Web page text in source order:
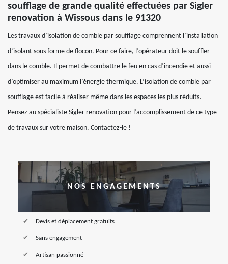
soufflage de grande qualité effectuées par Sigler
renovation à Wissous dans le 91320
Les travaux d’isolation de comble par soufflage comprennent l’installation
d’isolant sous forme de flocon. Pour ce faire, l’opérateur doit le souffler
dans le comble. Il permet de combattre le feu en cas d’incendie et aussi
d’optimiser au maximum l’énergie thermique. L’isolation de comble par
soufflage est facile à réaliser même dans les espaces les plus réduits.
Pensez au spécialiste Sigler renovation pour l’accomplissement de ce type
de travaux sur votre maison. Contactez-le !
NOS ENGAGEMENTS
Devis et déplacement gratuits
Sans engagement
Artisan passionné